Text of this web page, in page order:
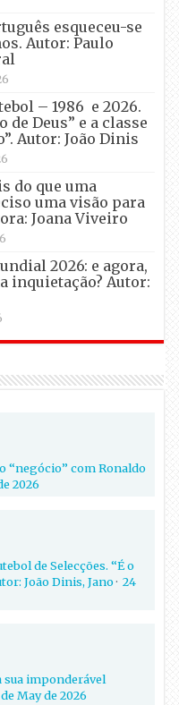
esqueceu-se
Autor: Paulo
– 1986 e 2026.
de Deus” e a classe
Autor: João Dinis
do que uma
uma visão para
Joana Viveiro
2026: e agora,
inquietação? Autor:
“negócio” com Ronaldo
2026
de Selecções. “É o
João Dinis, Jano·24
sua imponderável
de May de 2026